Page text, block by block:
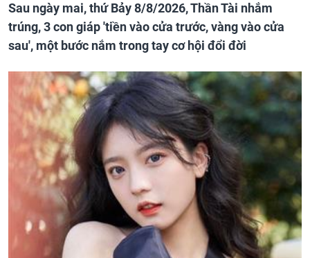
Sau ngày mai, thứ Bảy 8/8/2026, Thần Tài nhắm
trúng, 3 con giáp 'tiền vào cửa trước, vàng vào cửa
sau', một bước nắm trong tay cơ hội đổi đời